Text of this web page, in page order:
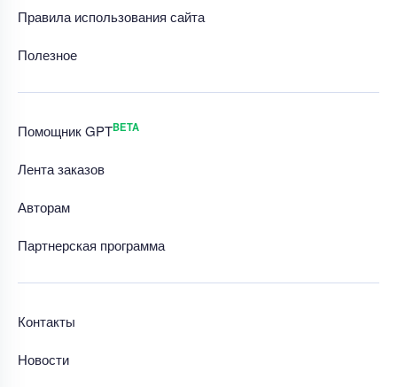
Правила использования сайта
Полезное
Помощник GPTBETA
Лента заказов
Авторам
Партнерская программа
Контакты
Новости